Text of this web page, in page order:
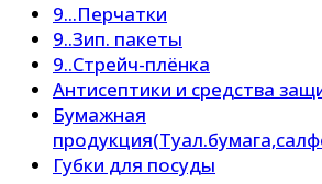
9...Перчатки
9..Зип. пакеты
9..Стрейч-плёнка
Антисептики и средства
Бумажная
Губки для посуды